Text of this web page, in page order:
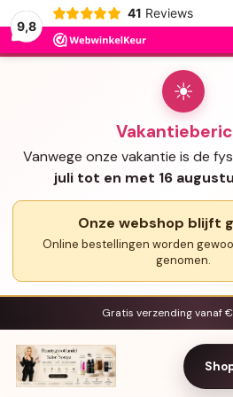
9,8
41 Reviews
☀
Vanwege onze vakantie is de
juli tot en met 16
Onze webshop blijft
Online bestellingen worden
genomen.
Gratis verzending vanaf